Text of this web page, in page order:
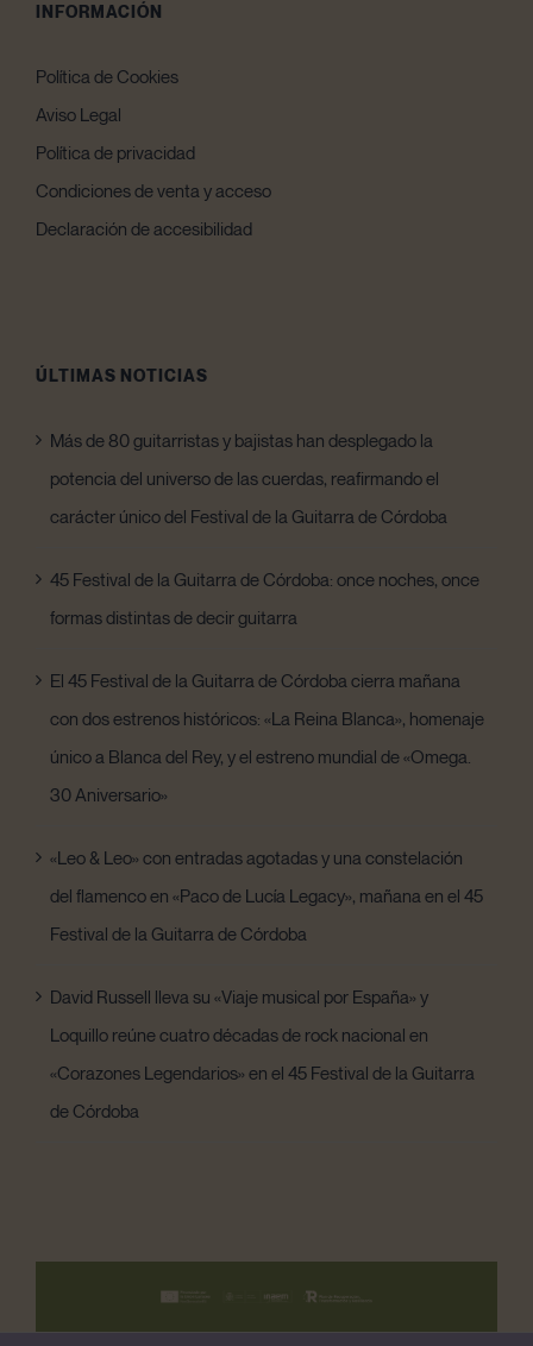
INFORMACIÓN
Política de Cookies
Aviso Legal
Política de privacidad
Condiciones de venta y acceso
Declaración de accesibilidad
ÚLTIMAS NOTICIAS
Más de 80 guitarristas y bajistas han desplegado la
potencia del universo de las cuerdas, reafirmando el
carácter único del Festival de la Guitarra de Córdoba
45 Festival de la Guitarra de Córdoba: once noches, once
formas distintas de decir guitarra
El 45 Festival de la Guitarra de Córdoba cierra mañana
con dos estrenos históricos: «La Reina Blanca», homenaje
único a Blanca del Rey, y el estreno mundial de «Omega.
30 Aniversario»
«Leo & Leo» con entradas agotadas y una constelación
del flamenco en «Paco de Lucía Legacy», mañana en el 45
Festival de la Guitarra de Córdoba
David Russell lleva su «Viaje musical por España» y
Loquillo reúne cuatro décadas de rock nacional en
«Corazones Legendarios» en el 45 Festival de la Guitarra
de Córdoba